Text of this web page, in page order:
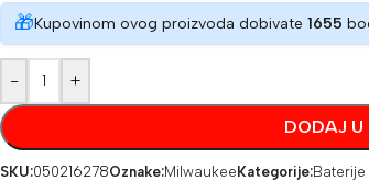
🎁Kupovinom ovog proizvoda dobivate 1655
- +
DODAJ U
SKU:050216278Oznake:MilwaukeeKategorije: